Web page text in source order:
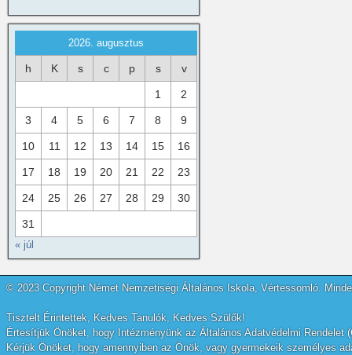
2026. augusztus
h K s c p s v
1 2
3 4 5 6 7 8 9
10 11 12 13 14 15 16
17 18 19 20 21 22 23
24 25 26 27 28 29 30
31
« júl
© 2023 Copyright Német Nemzetiségi Általános Iskola, Vértessomló.
Tisztelt Érintettek, Kedves Tanulók, Kedves Szülők!
Értesítjük Önöket, hogy Intézményünk az Általános Adatvédelmi
Kérjük Önöket, hogy amennyiben az Önök, vagy gyermekeik személyes